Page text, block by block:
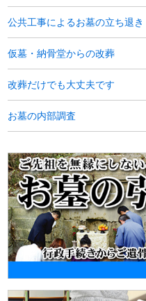
公共工事によるお墓の立ち退き
仮墓・納骨堂からの改葬
改葬だけでも大丈夫です
お墓の内部調査